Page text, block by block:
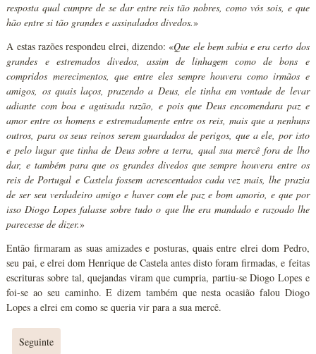
resposta qual cumpre de se dar entre reis tão nobres, como vós sois, e que
hão entre si tão grandes e assinalados divedos.»
A estas razões respondeu elrei, dizendo: «Que ele bem sabia e era certo dos
grandes e estremados divedos, assim de linhagem como de bons e
compridos merecimentos, que entre eles sempre houvera como irmãos e
amigos, os quais laços, prazendo a Deus, ele tinha em vontade de levar
adiante com boa e aguisada razão, e pois que Deus encomendara paz e
amor entre os homens e estremadamente entre os reis, mais que a nenhuns
outros, para os seus reinos serem guardados de perigos, que a ele, por isto
e pelo lugar que tinha de Deus sobre a terra, qual sua mercê fora de lho
dar, e também para que os grandes divedos que sempre houvera entre os
reis de Portugal e Castela fossem acrescentados cada vez mais, lhe prazia
de ser seu verdadeiro amigo e haver com ele paz e bom amorio, e que por
isso Diogo Lopes falasse sobre tudo o que lhe era mandado e razoado lhe
parecesse de dizer.»
Então firmaram as suas amizades e posturas, quais entre elrei dom Pedro,
seu pai, e elrei dom Henrique de Castela antes disto foram firmadas, e feitas
escrituras sobre tal, quejandas viram que cumpria, partiu-se Diogo Lopes e
foi-se ao seu caminho. E dizem também que nesta ocasião falou Diogo
Lopes a elrei em como se queria vir para a sua mercê.
Seguinte